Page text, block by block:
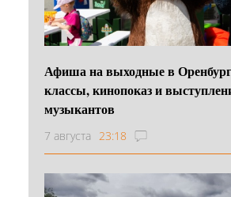
Афиша на выходные в
классы, кинопоказ и
музыкантов
7 августа 23:18